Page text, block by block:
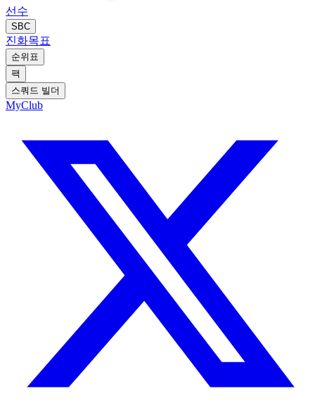
선수
SBC
진화목표
순위표
팩
스쿼드 빌더
MyClub